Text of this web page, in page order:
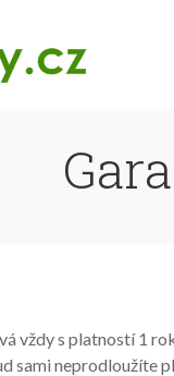
vždy s platností 1
sami neprodloužíte